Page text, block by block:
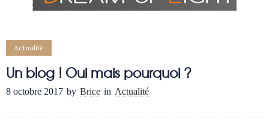
Actualité
Un blog ! Oui mais pourquoi ?
8 octobre 2017 by Brice in Actualité